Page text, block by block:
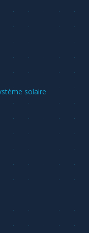
solaire